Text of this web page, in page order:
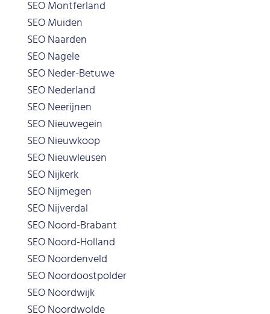
SEO Montferland
SEO Muiden
SEO Naarden
SEO Nagele
SEO Neder-Betuwe
SEO Nederland
SEO Neerijnen
SEO Nieuwegein
SEO Nieuwkoop
SEO Nieuwleusen
SEO Nijkerk
SEO Nijmegen
SEO Nijverdal
SEO Noord-Brabant
SEO Noord-Holland
SEO Noordenveld
SEO Noordoostpolder
SEO Noordwijk
SEO Noordwolde